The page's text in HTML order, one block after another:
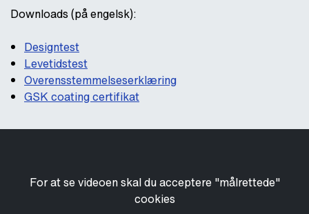
Downloads (på engelsk):
Designtest
Levetidstest
Overensstemmelseserklæring
GSK coating certifikat
For at se videoen skal du acceptere "målrettede"
cookies